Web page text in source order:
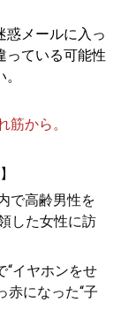
メールに入っ
っている可能性
筋から。
で高齢男性を
した女性に訪
イヤホンをせ
赤になった“子